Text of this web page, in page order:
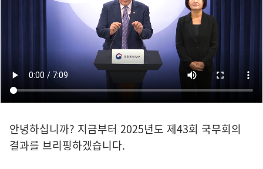
안녕하십니까? 지금부터 2025년도 제43회 국무회의
결과를 브리핑하겠습니다.